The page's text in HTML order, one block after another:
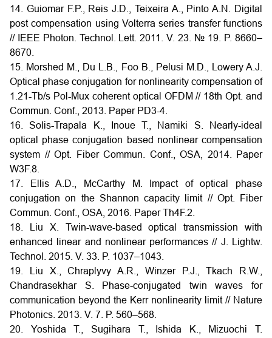
14. Guiomar F.P., Reis J.D., Teixeira A., Pinto A.N. Digital
post compensation using Volterra series transfer functions
// IEEE Photon. Technol. Lett. 2011. V. 23. № 19. P. 8660–
8670.
15. Morshed M., Du L.B., Foo B., Pelusi M.D., Lowery A.J.
Optical phase conjugation for nonlinearity compensation of
1.21-Tb/s Pol-Mux coherent optical OFDM // 18th Opt. and
Commun. Conf., 2013. Paper PD3-4.
16. Solis-Trapala K., Inoue T., Namiki S. Nearly-ideal
optical phase conjugation based nonlinear compensation
system // Opt. Fiber Commun. Conf., OSA, 2014. Paper
W3F.8.
17. Ellis A.D., McCarthy M. Impact of optical phase
conjugation on the Shannon capacity limit // Opt. Fiber
Commun. Conf., OSA, 2016. Paper Th4F.2.
18. Liu X. Twin-wave-based optical transmission with
enhanced linear and nonlinear performances // J. Lightw.
Technol. 2015. V. 33. P. 1037–1043.
19. Liu X., Chraplyvy A.R., Winzer P.J., Tkach R.W.,
Chandrasekhar S. Phase-conjugated twin waves for
communication beyond the Kerr nonlinearity limit // Nature
Photonics. 2013. V. 7. P. 560–568.
20. Yoshida T., Sugihara T., Ishida K., Mizuochi T.